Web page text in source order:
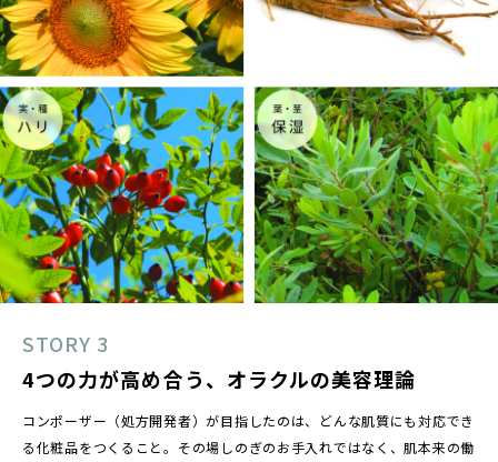
STORY 3
4つの力が高め合う、オラクルの美容理論
コンポーザー（処方開発者）が目指したのは、どんな肌質にも対応でき
る化粧品をつくること。その場しのぎのお手入れではなく、肌本来の働